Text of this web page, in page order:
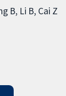
B Li B Cai Z